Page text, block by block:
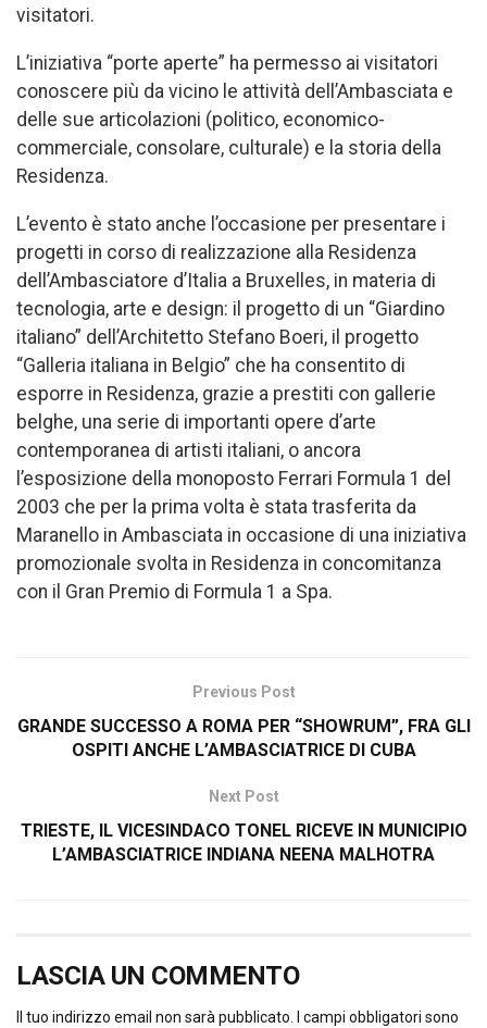
visitatori.
L’iniziativa “porte aperte” ha permesso ai visitatori
conoscere più da vicino le attività dell’Ambasciata e
delle sue articolazioni (politico, economico-
commerciale, consolare, culturale) e la storia della
Residenza.
L’evento è stato anche l’occasione per presentare i
progetti in corso di realizzazione alla Residenza
dell’Ambasciatore d’Italia a Bruxelles, in materia di
tecnologia, arte e design: il progetto di un “Giardino
italiano” dell’Architetto Stefano Boeri, il progetto
“Galleria italiana in Belgio” che ha consentito di
esporre in Residenza, grazie a prestiti con gallerie
belghe, una serie di importanti opere d’arte
contemporanea di artisti italiani, o ancora
l’esposizione della monoposto Ferrari Formula 1 del
2003 che per la prima volta è stata trasferita da
Maranello in Ambasciata in occasione di una iniziativa
promozionale svolta in Residenza in concomitanza
con il Gran Premio di Formula 1 a Spa.
Previous Post
GRANDE SUCCESSO A ROMA PER “SHOWRUM”, FRA GLI
OSPITI ANCHE L’AMBASCIATRICE DI CUBA
Next Post
TRIESTE, IL VICESINDACO TONEL RICEVE IN MUNICIPIO
L’AMBASCIATRICE INDIANA NEENA MALHOTRA
LASCIA UN COMMENTO
Il tuo indirizzo email non sarà pubblicato.
I campi obbligatori sono